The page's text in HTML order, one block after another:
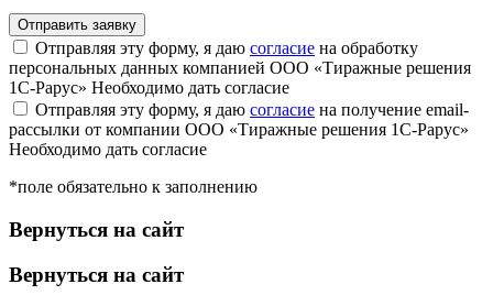
Отправляя эту форму, я даю согласие на обработку
персональных данных компанией ООО «Тиражные решения
1С-Рарус» Необходимо дать согласие
Отправляя эту форму, я даю согласие на получение email-
рассылки от компании ООО «Тиражные решения 1С-Рарус»
Необходимо дать согласие
*поле обязательно к заполнению
Вернуться на сайт
Вернуться на сайт